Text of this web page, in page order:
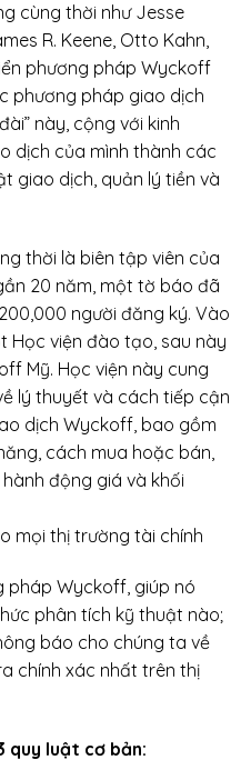
cùng thời như Jesse
R. Keene, Otto Kahn,
phương pháp Wyckoff
phương pháp giao dịch
này, cộng với kinh
dịch của mình thành các
giao dịch, quản lý tiền và
thời là biên tập viên của
20 năm, một tờ báo đã
người đăng ký. Vào
Học viện đào tạo, sau này
Mỹ. Học viện này cung
lý thuyết và cách tiếp cận
dịch Wyckoff, bao gồm
cách mua hoặc bán,
động giá và khối
mọi thị trường tài chính
Wyckoff, giúp nó
phân tích kỹ thuật nào;
báo cho chúng ta về
chính xác nhất trên thị
quy luật cơ bản: